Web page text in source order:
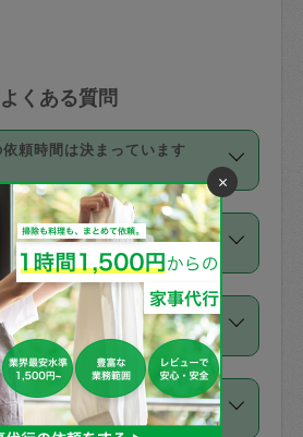
よくある質問
頼時間は決まっています
き3時間固定です。3時間を
したい場合は、延長機能をご
。機能をご利用いただくに
さんに事前に相談し、合意
請することが必要です。な
下回っても、値引き等はござ
って決まっていますか？
帯の中からタスカジさん自
選んで設定しています。
の価格設定には最初は制限
ュー件数、レビューの平均
除々に設定可能な最高額が上
教えてください
クレジットカード（Visa／
／AMERICAN EXPRESS／
さんに定期的にお願いする場
る？
×